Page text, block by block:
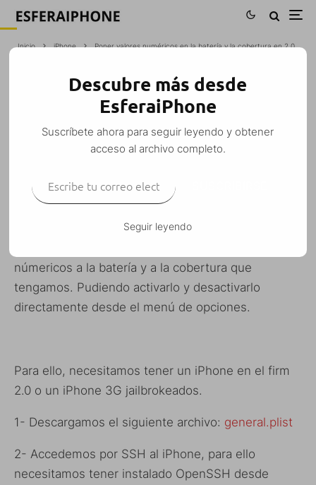
Inicio iPhone Poner valores numéricos en la batería y la cobertura en 2.0
PONER VALORES NUMÉRICOS EN LA
BATERÍA Y LA COBERTURA EN 2.0
M. Alejandro W. García Fuentes (Esfera) ·
iPhone 3G Mac Tutoriales Windows · 23 julio, 2008
númericos a la batería y a la cobertura que
tengamos. Pudiendo activarlo y desactivarlo
directamente desde el menú de opciones.
Para ello, necesitamos tener un iPhone en el firm
2.0 o un iPhone 3G jailbrokeados.
1- Descargamos el siguiente archivo: general.plist
2- Accedemos por SSH al iPhone, para ello
necesitamos tener instalado OpenSSH desde
Descubre más desde
EsferaiPhone
Suscríbete ahora para seguir leyendo y obtener
acceso al archivo completo.
Seguir leyendo